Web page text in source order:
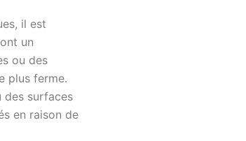
il est
un
ou des
plus ferme.
des surfaces
en raison de